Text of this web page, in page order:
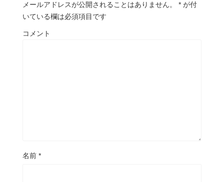
メールアドレスが公開されることはありません。 * が付
いている欄は必須項目です
コメント
名前 *